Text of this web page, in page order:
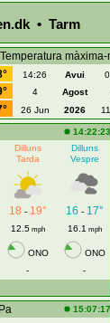
• Tarm
Temperatura màxima-
14:26 Avui
4 Agost
26 Jun 2026
14:22:23
Dilluns
Tarda
Dilluns
Vespre
18 - 19° 16 - 17°
12.5mph 16.1 mph
ONO
ONO
-
-
15:07:17